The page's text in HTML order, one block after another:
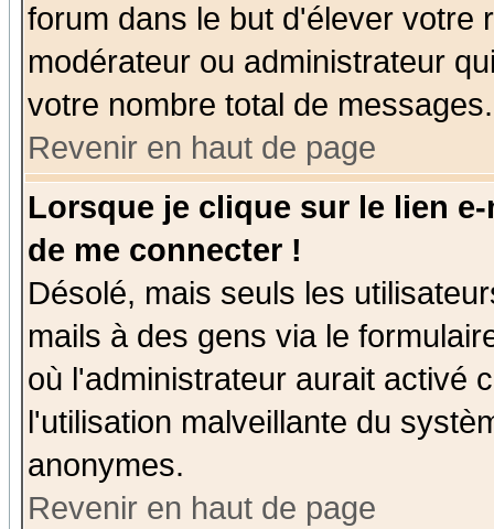
forum dans le but d'élever votre
modérateur ou administrateur
votre nombre total de messages.
Revenir en haut de page
Lorsque je clique sur le lien
de me connecter !
Désolé, mais seuls les
mails à des gens via le
où l'administrateur aurait activé
l'utilisation malveillante du
anonymes.
Revenir en haut de page